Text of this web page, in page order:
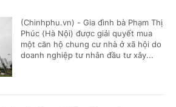
(Chinhphu.vn) - Gia đình bà Phạm Thị
Phúc (Hà Nội) được giải quyết mua
một căn hộ chung cư nhà ở xã hội do
doanh nghiệp tư nhân đầu tư xây...